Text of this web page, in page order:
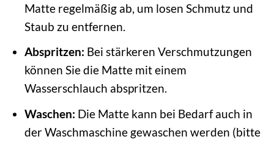
Matte regelmäßig ab, um losen Schmutz und
Staub zu entfernen.
Abspritzen: Bei stärkeren Verschmutzungen
können Sie die Matte mit einem
Wasserschlauch abspritzen.
Waschen: Die Matte kann bei Bedarf auch in
der Waschmaschine gewaschen werden (bitte